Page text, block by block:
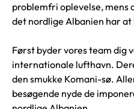
problemfri oplevelse, mens
det nordlige Albanien har at
Først byder vores team dig
internationale lufthavn.
den smukke Komani-sø.
besøgende nyde de